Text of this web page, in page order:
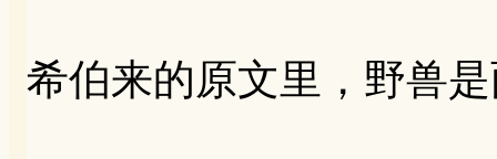
希伯来的原文里，野兽